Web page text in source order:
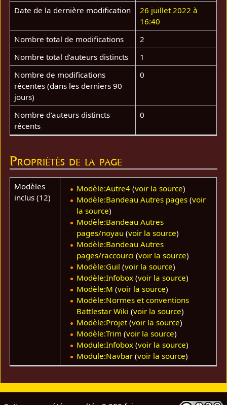
Date de la dernière modification
26 juillet 2022 à
16:40
Nombre total de modifications
2
Nombre total d’auteurs distincts
1
Nombre de modifications
récentes (dans les derniers 90
jours)
0
Nombre d’auteurs distincts
récents
0
Propriétés de la page
Modèles
inclus (12)
Modèle:Autre4 (voir la source)
Modèle:Bandeau Autres pages (voir
la source)
Modèle:Bandeau Autres
pages/noyau (voir la source)
Modèle:Bandeau Autres
pages/raccourci (voir la source)
Modèle:Guil (voir la source)
Modèle:Infobox (voir la source)
Modèle:M (voir la source)
Modèle:Normes et conventions
Battlestar Wiki (voir la source)
Modèle:Projet(voir la source)
Modèle:Trim (voir la source)
Module:Infobox (voir la source)
Module:Navbar (voir la source)